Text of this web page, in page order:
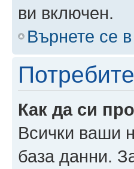
ви включен.
Върнете се
Как да си
Всички ваши
база данни.